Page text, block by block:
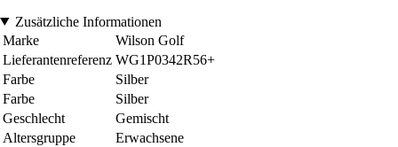
Zusätzliche Informationen
Marke
Wilson Golf
Lieferantenreferenz WG1P0342R56+
Farbe
Silber
Farbe
Silber
Geschlecht
Gemischt
Altersgruppe
Erwachsene